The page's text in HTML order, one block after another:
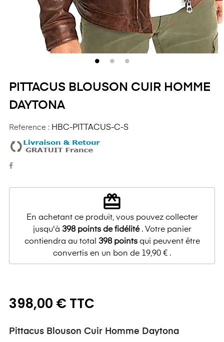
PITTACUS BLOUSON CUIR HOMME
DAYTONA
Reference : HBC-PITTACUS-C-S
redeem
En achetant ce produit, vous pouvez collecter
jusqu'à 398points de fidélité. Votre panier
contiendra au total 398pointsqui peuvent être
convertis en un bon de 19,90 € .
398,00 € TTC
Pittacus Blouson Cuir Homme Daytona